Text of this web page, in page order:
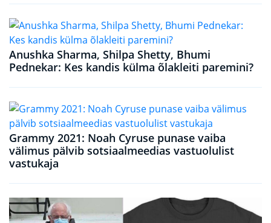
Anushka Sharma, Shilpa Shetty, Bhumi
Pednekar: Kes kandis külma õlakleiti paremini?
Grammy 2021: Noah Cyruse punase vaiba
välimus pälvib sotsiaalmeedias vastuolulist
vastukaja